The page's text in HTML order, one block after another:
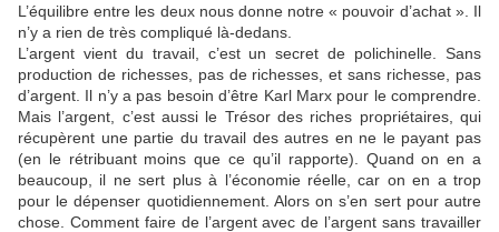
L’équilibre entre les deux nous donne notre « pouvoir d’achat ». Il
n’y a rien de très compliqué là-dedans.
L’argent vient du travail, c’est un secret de polichinelle. Sans
production de richesses, pas de richesses, et sans richesse, pas
d’argent. Il n’y a pas besoin d’être Karl Marx pour le comprendre.
Mais l’argent, c’est aussi le Trésor des riches propriétaires, qui
récupèrent une partie du travail des autres en ne le payant pas
(en le rétribuant moins que ce qu’il rapporte). Quand on en a
beaucoup, il ne sert plus à l’économie réelle, car on en a trop
pour le dépenser quotidiennement. Alors on s’en sert pour autre
chose. Comment faire de l’argent avec de l’argent sans travailler